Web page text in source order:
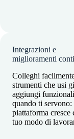
Integrazioni e
miglioramenti
Colleghi
strumenti che usi
aggiungi
quando ti servono:
piattaforma cresce
tuo modo di